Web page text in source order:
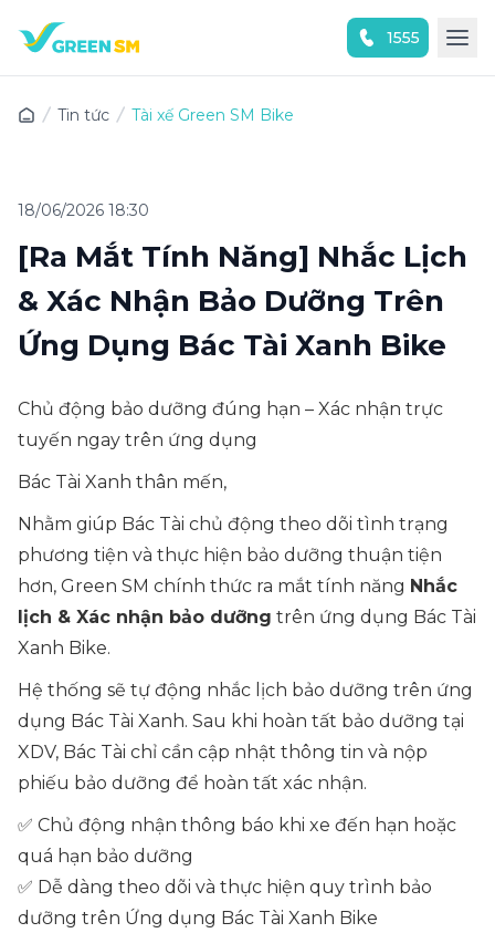
1555
Tin tức Tài xế Green SM Bike
18/06/2026 18:30
[Ra Mắt Tính Năng] Nhắc Lịch
& Xác Nhận Bảo Dưỡng Trên
Ứng Dụng Bác Tài Xanh Bike
Chủ động bảo dưỡng đúng hạn – Xác nhận trực
tuyến ngay trên ứng dụng
Bác Tài Xanh thân mến,
Nhằm giúp Bác Tài chủ động theo dõi tình trạng
phương tiện và thực hiện bảo dưỡng thuận tiện
hơn, Green SM chính thức ra mắt tính năng Nhắc
lịch & Xác nhận bảo dưỡng trên ứng dụng Bác Tài
Xanh Bike.
Hệ thống sẽ tự động nhắc lịch bảo dưỡng trên ứng
dụng Bác Tài Xanh. Sau khi hoàn tất bảo dưỡng tại
XDV, Bác Tài chỉ cần cập nhật thông tin và nộp
phiếu bảo dưỡng để hoàn tất xác nhận.
✅ Chủ động nhận thông báo khi xe đến hạn hoặc
quá hạn bảo dưỡng
✅ Dễ dàng theo dõi và thực hiện quy trình bảo
dưỡng trên Ứng dụng Bác Tài Xanh Bike